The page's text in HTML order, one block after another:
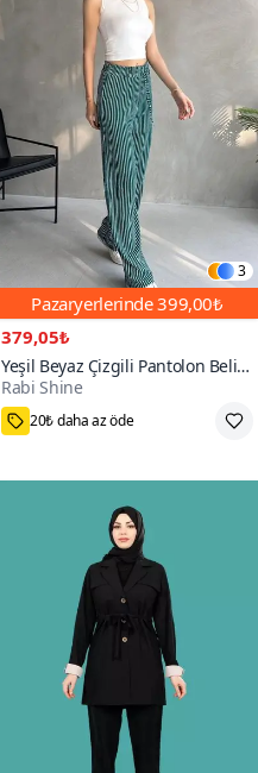
3
Pazaryerlerinde399,00₺
379,05₺
Yeşil Beyaz Çizgili Pantolon Beli
Lastikli Bürümcük
Rabi Shine
S,M,L